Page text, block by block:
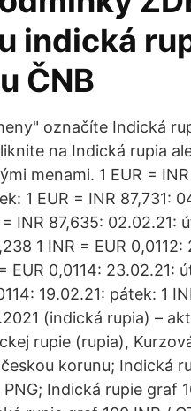
indická
ČNB
označíte Indická
na Indická rupia
menami. 1 EUR =
1 EUR = INR 87,731:
INR 87,635: 02.02.21:
1 INR = EUR 0,0112:
EUR 0,0114: 23.02.21:
19.02.21: pátek: 1
(indická rupia) –
rupie (rupia),
korunu; Indická
Indická rupie graf